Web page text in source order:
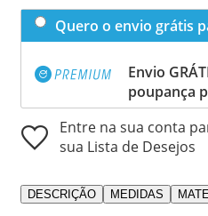
Quero o envio grátis
Envio
poupança
Entre na sua conta
sua Lista de Desejos
DESCRIÇÃO MEDIDAS